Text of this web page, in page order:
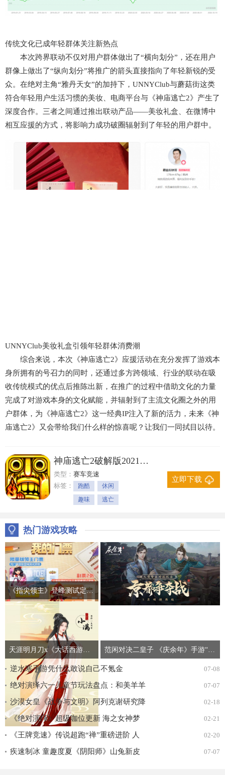
传统文化已成年轻群体关注新热点
本次跨界联动不仅对用户群体做出了“横向划分”，还在用户
群像上做出了“纵向划分”将推广的箭头直接指向了年轻新锐的受
众。在绝对主角“雅丹天女”的加持下，UNNYClub与蘑菇街这类
符合年轻用户生活习惯的美妆、电商平台与《神庙逃亡2》产生了
深度合作。三者之间通过推出联动产品——美妆礼盒、在微博中
相互应援的方式，将影响力成功破圈辐射到了年轻的用户群中。
UNNYClub美妆礼盒引领年轻群体消费潮
综合来说，本次《神庙逃亡2》应援活动在充分发挥了游戏本
身所拥有的号召力的同时，还通过多方跨领域、行业的联动在吸
收传统模式的优点后推陈出新，在推广的过程中借助文化的力量
完成了对游戏本身的文化赋能，并辐射到了主流文化圈之外的用
户群体，为《神庙逃亡2》这一经典IP注入了新的活力，未来《神
庙逃亡2》又会带给我们什么样的惊喜呢？让我们一同拭目以待。
神庙逃亡2破解版2021最新版下载安装 v5.9.1
类型：赛车竞速
标签：
跑酷
休闲
趣味
逃亡
立即下载
热门游戏攻略
《指尖领主》登峰测试定档530！限量资格今日开抢
天涯明月刀x《大话西游》电影联动开启 献礼天赐节登录有礼！ 范闲对决二皇子 《庆余年》手游“京都争夺战”即将开打
逆水寒手游凭什么敢说自己不氪金 07-08
绝对演绎六一儿童节玩法盘点：和美羊羊
一起回忆童年
07-07
沙漠女皇《战争与文明》阿列克谢研究降
价
02-18
《绝对演绎》超级咖位更新 海之女神梦
幻时装免费拿！
02-21
《王牌竞速》传说超跑“禅”重磅进阶 人
车合一 竞速飞升！
02-20
疾速制冰 童趣度夏《阴阳师》山兔新皮 07-07